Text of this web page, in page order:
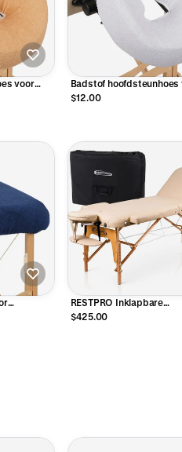
voor
Badstof hoofdsteunhoes
massagetafel - Wit
$12.00
RESTPRO Inklapbare
Massagetafel Memory 3
$425.00